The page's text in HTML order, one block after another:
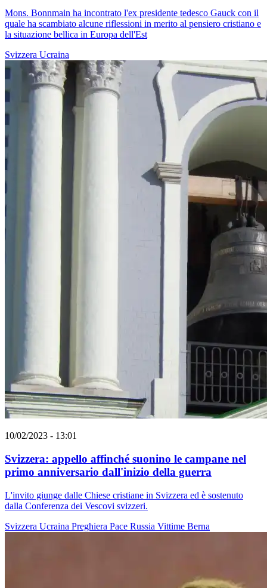
Mons. Bonnmain ha incontrato l'ex presidente tedesco Gauck con il
quale ha scambiato alcune riflessioni in merito al pensiero cristiano e
la situazione bellica in Europa dell'Est
Svizzera Ucraina
10/02/2023 - 13:01
Svizzera: appello affinché suonino le campane nel
primo anniversario dall'inizio della guerra
L'invito giunge dalle Chiese cristiane in Svizzera ed è sostenuto
dalla Conferenza dei Vescovi svizzeri.
Svizzera Ucraina Preghiera Pace Russia Vittime Berna